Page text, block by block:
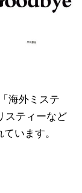
海外ミステ
スティーなど
います。